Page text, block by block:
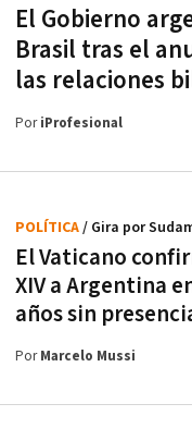
El Gobierno
Brasil tras el
las relaciones
PoriProfesional
El Vaticano
XIV a Argentina
años sin
POLÍTICA/ Gira por
PorMarcelo Mussi